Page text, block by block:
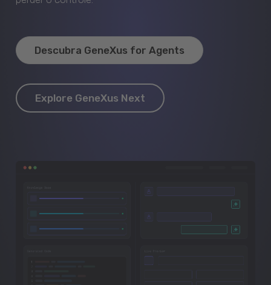
Descubra GeneXus for Agents
Explore GeneXus Next